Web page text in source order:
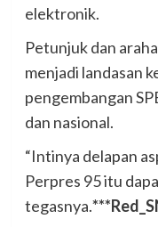
elektronik.
Petunjuk dan
menjadi landasan
pengembangan
dan nasional.
“Intinya delapan
Perpres 95 itu
tegasnya.